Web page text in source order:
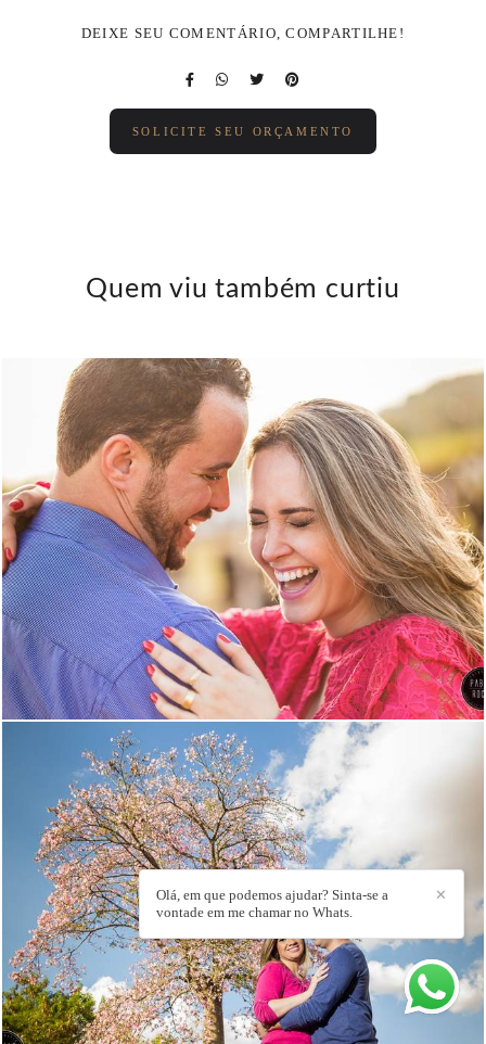
DEIXE SEU COMENTÁRIO, COMPARTILHE!
SOLICITE SEU ORÇAMENTO
Quem viu também curtiu
188
5686 4
✕
Olá, em que podemos ajudar? Sinta-se a
vontade em me chamar no Whats.